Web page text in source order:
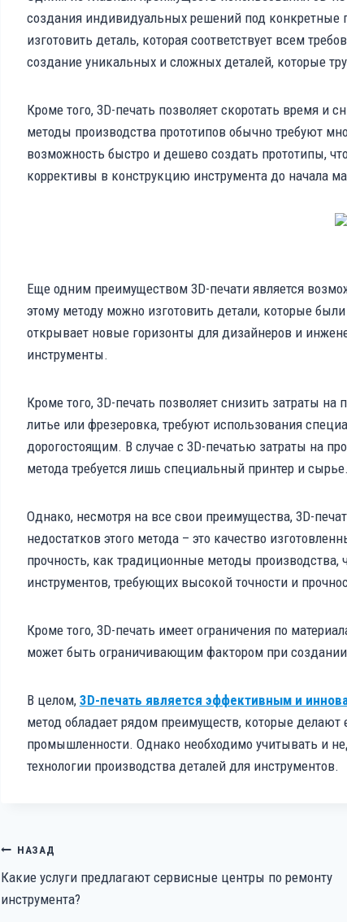
создания индивидуальных решений под конкретные
изготовить деталь, которая соответствует всем
создание уникальных и сложных деталей, которые
Кроме того, 3D-печать позволяет скоротать время и
методы производства прототипов обычно требуют
возможность быстро и дешево создать прототипы,
коррективы в конструкцию инструмента до начала
Еще одним преимуществом 3D-печати является
этому методу можно изготовить детали, которые
открывает новые горизонты для дизайнеров и
инструменты.
Кроме того, 3D-печать позволяет снизить затраты
литье или фрезеровка, требуют использования
дорогостоящим. В случае с 3D-печатью затраты на
метода требуется лишь специальный принтер и сырье.
Однако, несмотря на все свои преимущества, 3D-
недостатков этого метода – это качество
прочность, как традиционные методы
инструментов, требующих высокой точности и
Кроме того, 3D-печать имеет ограничения по
может быть ограничивающим фактором при
В целом, 3D-печать является эффективным и
метод обладает рядом преимуществ, которые
промышленности. Однако необходимо учитывать и
технологии производства деталей для инструментов.
НАВИГАЦИЯ
ЗАПИСЯМ
НАЗАД
Какие услуги предлагают сервисные центры по ремонту
инструмента?